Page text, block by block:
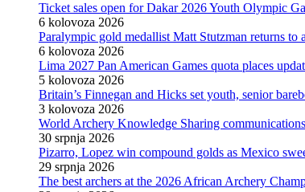
Ticket sales open for Dakar 2026 Youth Olympic
6 kolovoza 2026
Paralympic gold medallist Matt Stutzman returns
6 kolovoza 2026
Lima 2027 Pan American Games quota places
5 kolovoza 2026
Britain’s Finnegan and Hicks set youth, senior
3 kolovoza 2026
World Archery Knowledge Sharing
30 srpnja 2026
Pizarro, Lopez win compound golds as Mexico
29 srpnja 2026
The best archers at the 2026 African Archery